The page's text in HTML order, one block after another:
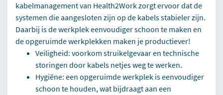
kabelmanagement van Health2Work zorgt ervoor dat de
systemen die aangesloten zijn op de kabels stabieler zijn.
Daarbij is de werkplek eenvoudiger schoon te maken en
de opgeruimde werkplekken maken je productiever!
Veiligheid: voorkom struikelgevaar en technische
storingen door kabels netjes weg te werken.
Hygiëne: een opgeruimde werkplek is eenvoudiger
schoon te houden, wat bijdraagt aan een